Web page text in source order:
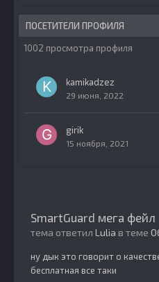
ПОСЕТИТЕЛИ ПРОФИЛЯ
1002 просмотра профиля
kamikadzez
29 июня, 2022
girik
15 ноября, 2021
SmartGuard мега фейл
тема ответил Lulia в теме
ну дык это говорит о
бесплатная все таки